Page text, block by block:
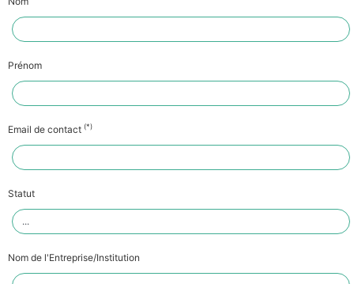
Prénom
Email de contact (*)
Statut
Nom de l'Entreprise/Institution